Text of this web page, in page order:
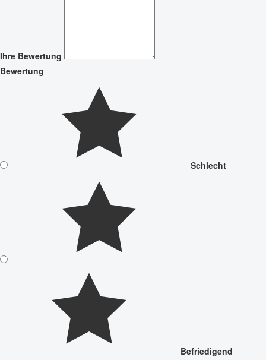
Ihre Bewertung
Bewertung
Schlecht
Befriedigend